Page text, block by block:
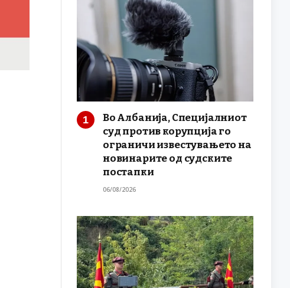
Во Албанија, Специјалниот
суд против корупција го
ограничи известувањето на
новинарите од судските
постапки
06/08/2026